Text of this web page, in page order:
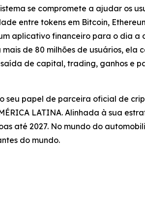
se compromete a ajudar os
entre tokens em Bitcoin,
aplicativo financeiro para o dia a
de 80 milhões de usuários, ela
de capital, trading, ganhos e
seu papel de parceira oficial de
LATINA. Alinhada à sua
até 2027. No mundo do
do mundo.